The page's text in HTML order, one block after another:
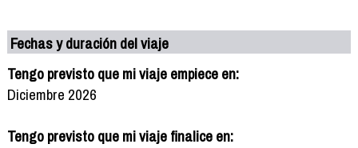
Fechas y duración del viaje
Tengo previsto que mi viaje empiece en:
Diciembre 2026
Tengo previsto que mi viaje finalice en: